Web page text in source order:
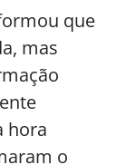
que
mas
hora
o